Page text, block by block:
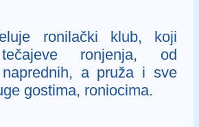
ronilački klub, koji
ronjenja, od
a pruža i sve
gostima, roniocima.